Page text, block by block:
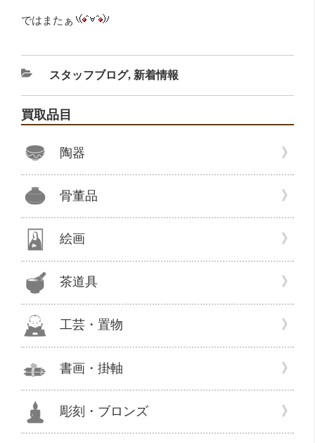
ではまたぁ
カ
テ
ゴ
スタッフブログ, 新着情報
買取品目
陶器
骨董品
絵画
茶道具
工芸・置物
書画・掛軸
彫刻・ブロンズ